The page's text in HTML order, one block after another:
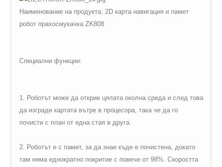
Наименование на продукта: 2D карта навигация и памет
робот прахосмукачка ZK808
Специални функции:
1. Роботът може да открие цялата околна среда и след това
да изгради картата вътре в процесора, така че да го
почисти с план от една стая в друга.
2. Роботът е с памет, за да знае къде е почистена, докато
там няма еднократно покритие с повече от 98%. Скоростта